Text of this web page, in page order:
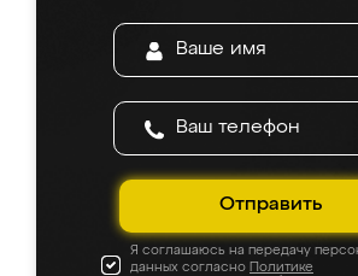
Отправить
Я соглашаюсь на передачу
данных согласно Политике